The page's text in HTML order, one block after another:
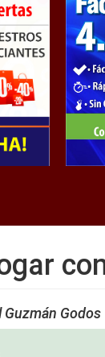
Godos